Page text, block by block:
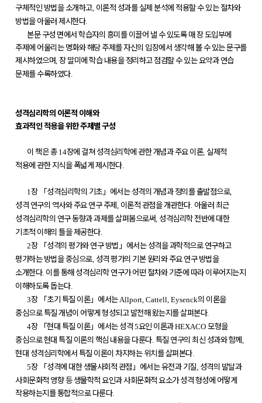
구체적인 방법을 소개하고, 이론적 성과를 실제 분석에 적용할 수 있는 절차와
방법을 아울러 제시한다.
본문 구성 면에서 학습자의 흥미를 이끌어 낼 수 있도록 매 장 도입부에
주제에 어울리는 명화와 해당 주제를 자신의 입장에서 생각해 볼 수 있는 문구를
제시하였으며 ,장 말미에 학습 내용을 정리하고 점검할 수 있는 요약과 연습
문제를 수록하였다.
성격심리학의 이론적 이해와
효과적인 적용을 위한 주제별 구성
이 책은 총 14장에 걸쳐 성격심리학에 관한 개념과 주요 이론, 실제적
적용에 관한 지식을 폭넓게 제시한다.
1장 「성격심리학의 기초」 에서는 성격의 개념과 정의를 출발점으로,
성격 연구의 역사와 주요 연구 주제 이론적 관점을 개관한다. 아울러 최근
성격심리학의 연구 동향과 과제를 살펴봄으로써 성격심리학 전반에 대한
기초적 이해의 틀을 제공한다.
2장 「성격의 평가와 연구 방법 」 에서는 성격을 과학적으로 연구하고
평가하는 방법을 중심으로, 성격 평가의 기본 원리와 주요 연구 방법을
소개한다. 이를 통해 성격심리학 연구가 어떤 절차와 기준에 따라 이루어지는지
이해하도록 돕는다.
3장 「초기 특질 이론」 에서는 Allport, Cattell, Eysenck의 이론을
중심으로 특질 개념이 어떻게 형성되고 발전해 왔는지를 살펴본다.
4장 「현대 특질 이론」 에서는 성격 5요인 이론과HEXACO 모형을
중심으로 현대 특질 이론의 핵심 내용을 다룬다. 특질 연구의 최신 성과와 함께
현대 성격심리학에서 특질 이론이 차지하는 위치를 살펴본다.
5장 「성격에 대한 생물사회적 관점 」 에서는 유전과 기질 성격의 발달과
사회문화적 영향 등 생물학적 요인과 사회문화적 요소가 성격 형성에 어떻게
작용하는지를 통합적으로 다룬다.